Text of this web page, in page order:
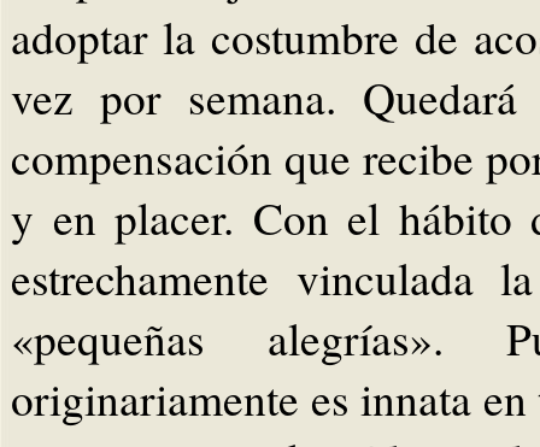
adoptar la costumbre de
vez por semana.
compensación que recibe
y en placer. Con el hábito
estrechamente vinculada
«pequeñas alegrías».
originariamente es innata